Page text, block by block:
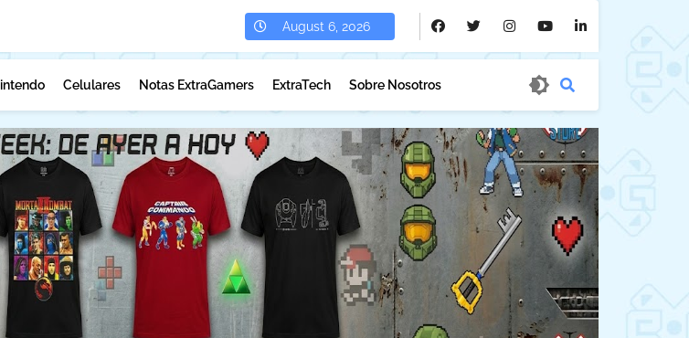
August 6, 2026
Celulares Notas ExtraGamers ExtraTech Sobre Nosotros